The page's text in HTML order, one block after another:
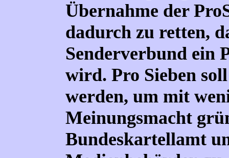
Übernahme der
dadurch zu retten,
Senderverbund ein
wird. Pro Sieben
werden, um mit
Meinungsmacht
Bundeskartellamt